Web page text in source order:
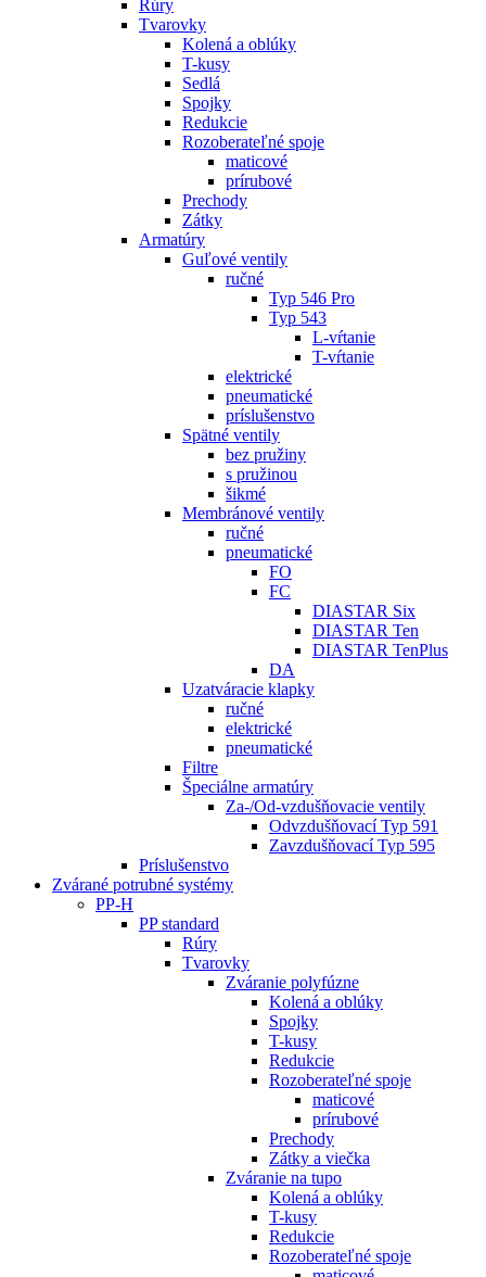
Rúry
Tvarovky
Kolená a oblúky
T-kusy
Sedlá
Spojky
Redukcie
Rozoberateľné spoje
maticové
prírubové
Prechody
Zátky
Armatúry
Guľové ventily
ručné
Typ 546 Pro
Typ 543
L-vŕtanie
T-vŕtanie
elektrické
pneumatické
príslušenstvo
Spätné ventily
bez pružiny
s pružinou
šikmé
Membránové ventily
ručné
pneumatické
FO
FC
DIASTAR Six
DIASTAR Ten
DIASTAR TenPlus
DA
Uzatváracie klapky
ručné
elektrické
pneumatické
Filtre
Špeciálne armatúry
Za-/Od-vzdušňovacie ventily
Odvzdušňovací Typ 591
Zavzdušňovací Typ 595
Príslušenstvo
Zvárané potrubné systémy
PP-H
PP standard
Rúry
Tvarovky
Zváranie polyfúzne
Kolená a oblúky
Spojky
T-kusy
Redukcie
Rozoberateľné spoje
maticové
prírubové
Prechody
Zátky a viečka
Zváranie na tupo
Kolená a oblúky
T-kusy
Redukcie
Rozoberateľné spoje